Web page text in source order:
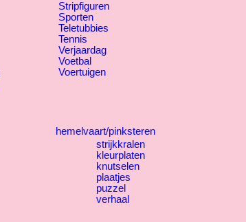
Stripfiguren
Sporten
Teletubbies
Tennis
Verjaardag
Voetbal
Voertuigen
hemelvaart/pinksteren
strijkkralen
kleurplaten
knutselen
plaatjes
puzzel
verhaal